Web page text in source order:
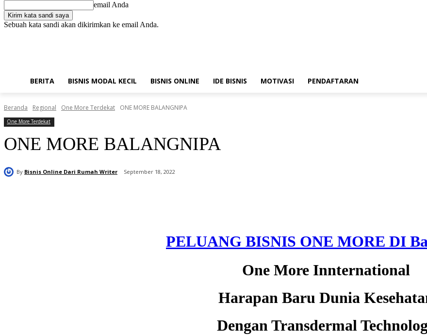
email Anda
Sebuah kata sandi akan dikirimkan ke email Anda.
BERITA BISNIS MODAL KECIL BISNIS ONLINE IDE BISNIS MOTIVASI PENDAFTARAN
Beranda Regional One More Terdekat ONE MORE BALANGNIPA
One More Terdekat
ONE MORE BALANGNIPA
By Bisnis Online Dari Rumah Writer September 18, 2022
PELUANG BISNIS ONE MORE DI
One More Innternational
Harapan Baru Dunia
Dengan Transdermal